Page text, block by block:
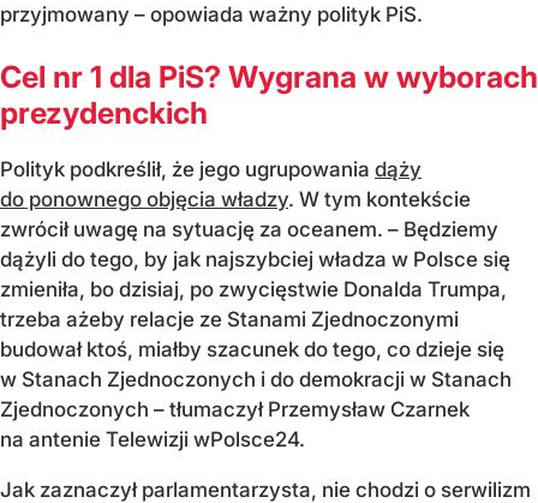
przyjmowany – opowiada ważny polityk PiS.
Cel nr 1 dla PiS? Wygrana w wyborach
prezydenckich
Polityk podkreślił, że jego ugrupowania dąży
do ponownego objęcia władzy. W tym kontekście
zwrócił uwagę na sytuację za oceanem. – Będziemy
dążyli do tego, by jak najszybciej władza w Polsce się
zmieniła, bo dzisiaj, po zwycięstwie Donalda Trumpa,
trzeba ażeby relacje ze Stanami Zjednoczonymi
budował ktoś, miałby szacunek do tego, co dzieje się
w Stanach Zjednoczonych i do demokracji w Stanach
Zjednoczonych – tłumaczył Przemysław Czarnek
na antenie Telewizji wPolsce24.
Jak zaznaczył parlamentarzysta, nie chodzi o serwilizm